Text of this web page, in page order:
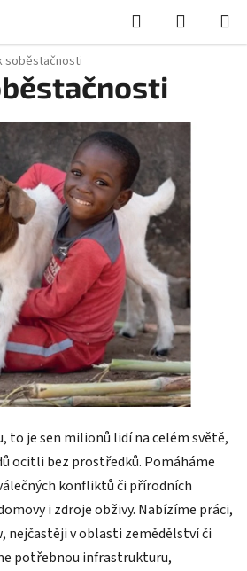
Hledat
KOŠÍK
soběstačnosti
to je sen milionů lidí na celém světě,
ocitli bez prostředků. Pomáháme
konfliktů či přírodních
i zdroje obživy. Nabízíme práci,
nejčastěji v oblasti zemědělství či
potřebnou infrastrukturu,